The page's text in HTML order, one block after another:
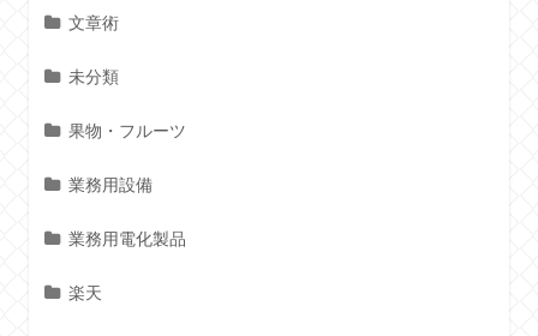
文章術
未分類
果物・フルーツ
業務用設備
業務用電化製品
楽天